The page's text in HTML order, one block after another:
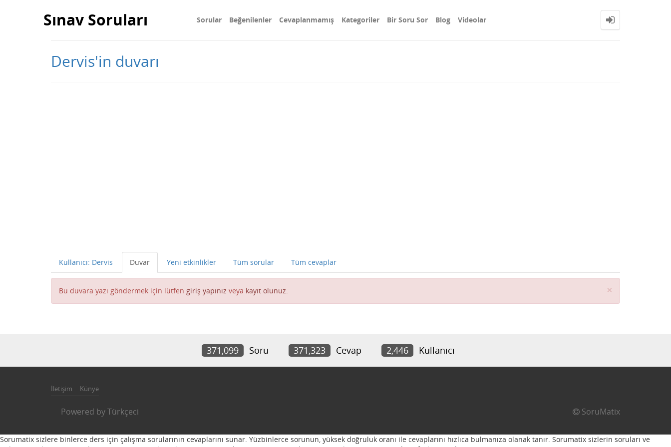
Sınav Soruları Sorular Beğenilenler Cevaplanmamış Kategoriler Bir Soru Sor Blog Videolar
Dervis'in duvarı
Kullanıcı: Dervis Duvar Yeni etkinlikler Tüm sorular Tüm cevaplar
Bu duvara yazı göndermek için lütfen giriş yapınız veya kayıt olunuz. ×
371,099 Soru 371,323 Cevap 2,446 Kullanıcı
İletişim Künye
Powered byTürkçeci SoruMatix
Sorumatix sizlere binlerce ders için çalışma sorularının cevaplarını sunar. Yüzbinlerce sorunun, yüksek doğruluk oranı ile cevaplarını hızlıca bulmanıza olanak tanır. Sorumatix sizlerin soruları ve